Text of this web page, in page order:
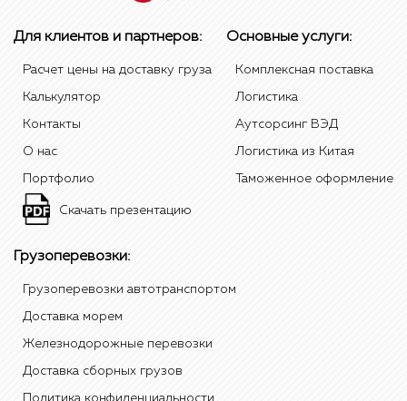
Для клиентов и партнеров:
Расчет цены на доставку груза
Калькулятор
Контакты
О нас
Портфолио
Скачать презентацию
Основные услуги:
Комплексная поставка
Логистика
Аутсорсинг ВЭД
Логистика из Китая
Таможенное оформление
Грузоперевозки:
Грузоперевозки автотранспортом
Доставка морем
Железнодорожные перевозки
Доставка сборных грузов
Политика конфиденциальности